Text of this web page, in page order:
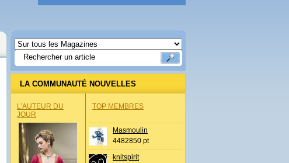
LA COMMUNAUTÉ NOUVELLES
L’AUTEUR DU
JOUR
TOP MEMBRES
Masmoulin
4482850 pt
knitspirit